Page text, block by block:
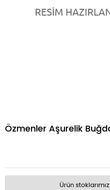
Özmenler Aşurelik
Ürün